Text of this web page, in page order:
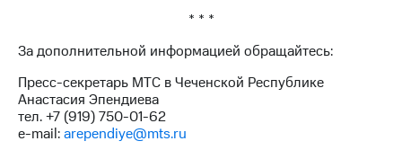
Программа
приобретения
Порядок
выкупа
* * *
За дополнительной информацией обращайтесь:
Пресс-секретарь МТС в Чеченской Республике
Анастасия Эпендиева
тел. +7 (919) 750-01-62
e-mail:arependiye@mts.ru